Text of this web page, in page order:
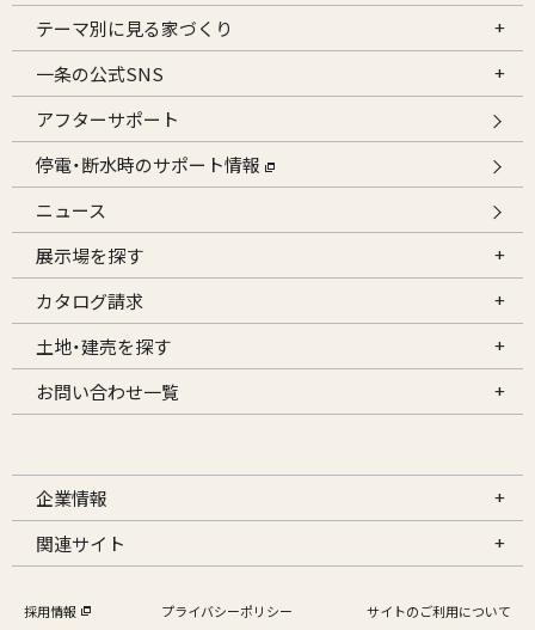
テーマ別に見る家づくり
一条の公式SNS
アフターサポート
停電・断水時のサポート情報
ニュース
展示場を探す
カタログ請求
土地・建売を探す
お問い合わせ一覧
企業情報
関連サイト
採用情報 プライバシーポリシー サイトのご利用について